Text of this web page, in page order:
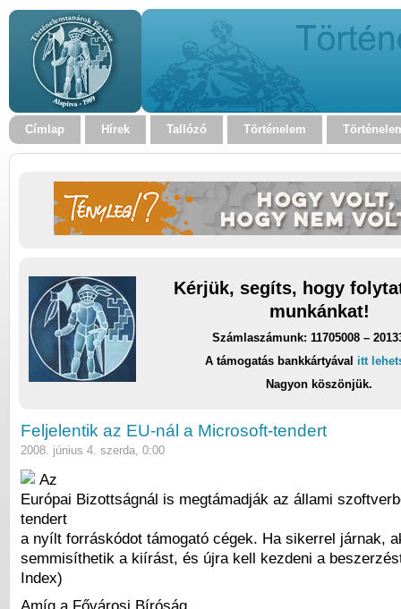
Címlap Hírek Tallózó Történelem
Kérjük, segíts, hogy
munkánkat!
Számlaszámunk: 11705008 –
A támogatás bankkártyával itt
Nagyon köszönjük.
Feljelentik az EU-nál a Microsoft-tendert
2008. június 4. szerda, 0:00
Az
Európai Bizottságnál is megtámadják az állami
tendert
a nyílt forráskódot támogató cégek. Ha sikerrel járnak,
semmisíthetik a kiírást, és újra kell kezdeni a
Index)